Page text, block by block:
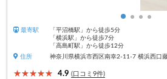
最寄駅
「平沼橋駅」から徒歩5分
「横浜駅」から徒歩7分
「高島町駅」から徒歩12分
住所
神奈川県横浜市西区南幸2-11-7 横浜西口
4.9 (口コミ9件)